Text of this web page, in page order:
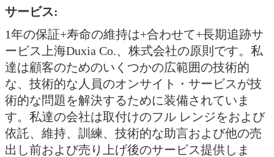
サービス:
1年の保証+寿命の維持は+合わせて+長期追跡サ
ービス上海Duxia Co.、株式会社の原則です。私
達は顧客のためのいくつかの広範囲の技術的
な、技術的な人員のオンサイト・サービスが技
術的な問題を解決するために装備されていま
す。私達の会社は取付けのフル レンジをおよび
依託、維持、訓練、技術的な助言および他の売
出し前および売り上げ後のサービス提供しま